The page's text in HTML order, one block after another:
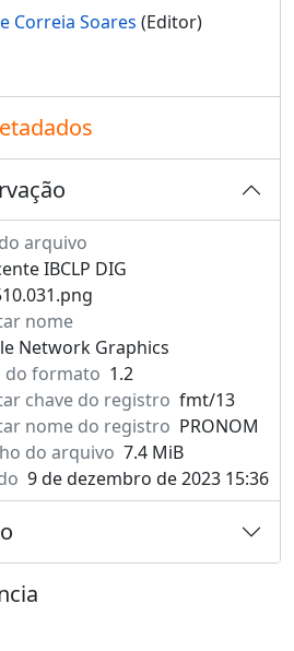
Correia Soares (Editor)
arquivo
IBCLP DIG
nome
Network Graphics
do formato 1.2
chave do registro fmt/13
nome do registro PRONOM
do arquivo 7.4 MiB
9 de dezembro de 2023 15:36